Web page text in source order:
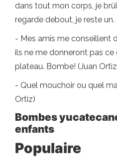
dans tout mon corps, je
regarde debout, je reste
- Mes amis me conseillent
ils ne me donneront pas
plateau. Bombe! (Juan
- Quel mouchoir ou quel
Ortiz)
Bombes
enfants
Populaire